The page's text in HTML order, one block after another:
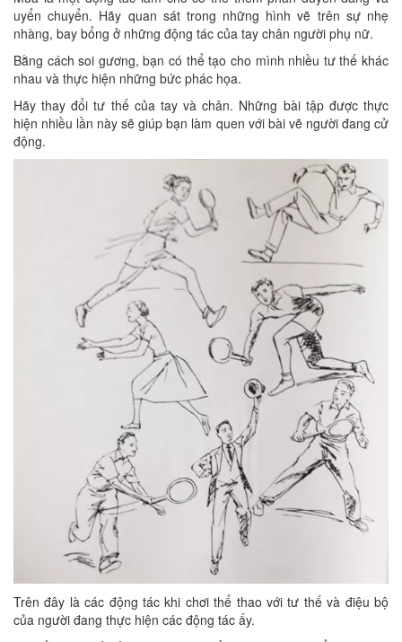
uyển chuyển. Hãy quan sát trong những hình vẽ trên sự nhẹ
nhàng, bay bổng ở những động tác của tay chân người phụ nữ.
Bằng cách soi gương, bạn có thể tạo cho mình nhiều tư thế khác
nhau và thực hiện những bức phác họa.
Hãy thay đổi tư thế của tay và chân. Những bài tập được thực
hiện nhiều lần này sẽ giúp bạn làm quen với bài vẽ người đang cử
động.
Trên đây là các động tác khi chơi thể thao với tư thế và điệu bộ
của người đang thực hiện các động tác ấy.